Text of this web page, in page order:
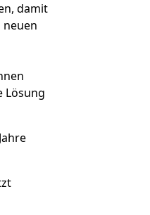
damit
neuen
Lösung